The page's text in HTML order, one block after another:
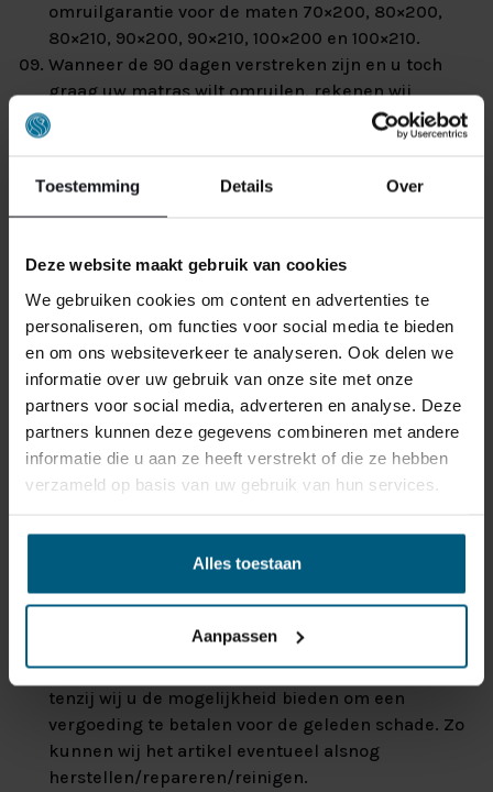
Toestemming Details Over
Deze website maakt gebruik van cookies
We gebruiken cookies om content en advertenties te
personaliseren, om functies voor social media te bieden
en om ons websiteverkeer te analyseren. Ook delen we
informatie over uw gebruik van onze site met onze
partners voor social media, adverteren en analyse. Deze
partners kunnen deze gegevens combineren met andere
informatie die u aan ze heeft verstrekt of die ze hebben
verzameld op basis van uw gebruik van hun services.
Alles toestaan
Aanpassen
omruilgarantie voor de maten 70×200, 80×200,
80×210, 90×200, 90×210, 100×200 en 100×210.
Wanneer de 90 dagen verstreken zijn en u toch
graag uw matras wilt omruilen, rekenen wij
hiervoor €175,- per ligplaats.
Indien dit niet nodig is voor de bevordering van het
om alleen een onderdeel van het slaapsysteem te
vervangen (bijvoorbeeld alleen de matrassen als u
U heeft als klant één maal de mogelijkheid op onze
90 dagen omruilgarantie.
De omruilgarantie is niet overdraagbaar op derden.
De omruilgarantie is niet van toepassing op een
topmatras, ook wel topper genoemd.
Als u gebruik maakt van onze omruilgarantie
dienen de matrassen en/of kernen minimaal
dezelfde waarde te vertegenwoordigen als het
ingeruilde artikel (het nieuwe artikel mag uiteraard
U bent verplicht het nieuwe slaapsysteem bij
Nederlands Slaapcentrum aan te schaffen, wij
geven immers geen geld terug. Dit moet echter
Als het om te ruilen artikel
beschadigd/bevuild/kapot is vervalt deze garantie,
tenzij wij u de mogelijkheid bieden om een
vergoeding te betalen voor de geleden schade. Zo
kunnen wij het artikel eventueel alsnog
herstellen/repareren/reinigen.